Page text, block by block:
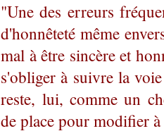
"Une des erreurs
d'honnêteté même
mal à être sincère et
s'obliger à suivre la
reste, lui, comme un
de place pour modifier